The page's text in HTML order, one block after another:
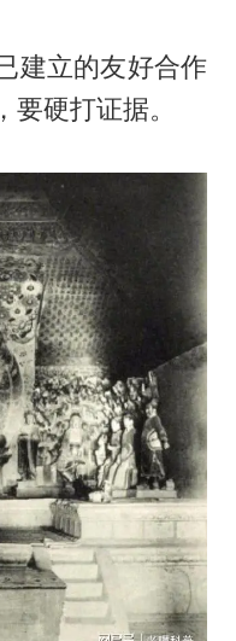
建立的友好合作
硬打证据。